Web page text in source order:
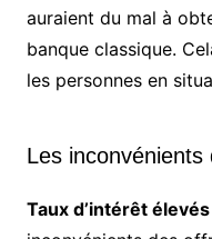
auraient du mal à
banque classique.
les personnes en
Les
Taux d’intérêt élevés